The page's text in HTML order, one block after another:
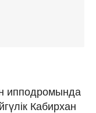
ипподромында
Кабирхан